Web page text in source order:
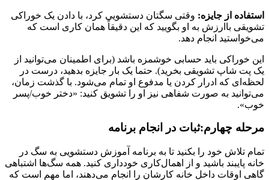
استفاده از جایزه: وقتی سگتان دستشویی کرد، با دادن یک خوراکی
تشویقی باارزش به او بگویید که این دقیقاً همان کاری است که
می‌خواستید انجام دهد.
این خوراکی باید حسابی خوشمزه باشد (برای اطمینان می‌توانید از
یک پت شاپ تشویقی بخرید). حتما یک بار جایزه بدهید، درست در
لحظه‌ای که ادرار کردن یا مدفوع او تمام می‌شود. با گذشت زمان،
می‌توانید به صورت شفاهی نیز او را تشویق کنید: «دختر خوب/پسر
خوب».
مرحله چهارم:ثبات در انجام برنامه
تمام تلاش خود را بکنید تا به برنامه آموزش دستشویی به سگ در
خانه پایبند باشید و از اهمال‌کاری خودداری کنید. همه سگ‌ها اشتباهی
گاهی اوقات داخل خانه کارشان را انجام می‌دهند، اما مهم است که